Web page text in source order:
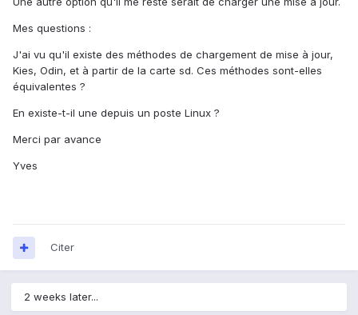
Mes questions :
J'ai vu qu'il existe des méthodes de chargement de mise à jour,
Kies, Odin, et à partir de la carte sd. Ces méthodes sont-elles
équivalentes ?
En existe-t-il une depuis un poste Linux ?
Merci par avance
Yves
Citer
2 weeks later...